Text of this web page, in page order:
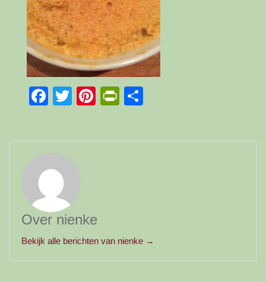
Facebook
TwitterPinterest
PrintFriendly
Over nienke
Bekijk alle berichten van nienke →